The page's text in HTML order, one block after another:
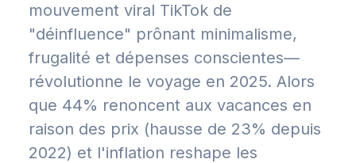
mouvement viral TikTok de
"déinfluence" prônant minimalisme,
frugalité et dépenses conscientes—
révolutionne le voyage en 2025. Alors
que 44% renoncent aux vacances en
raison des prix (hausse de 23% depuis
2022) et l'inflation reshape les